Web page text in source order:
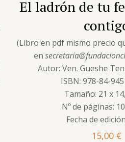
El ladrón de tu
(Libro en pdf mismo precio
en
Autor: Ven. Gueshe
ISBN: 978-84-
Tamaño: 21 x
Nº de páginas:
Fecha de
15,00 €